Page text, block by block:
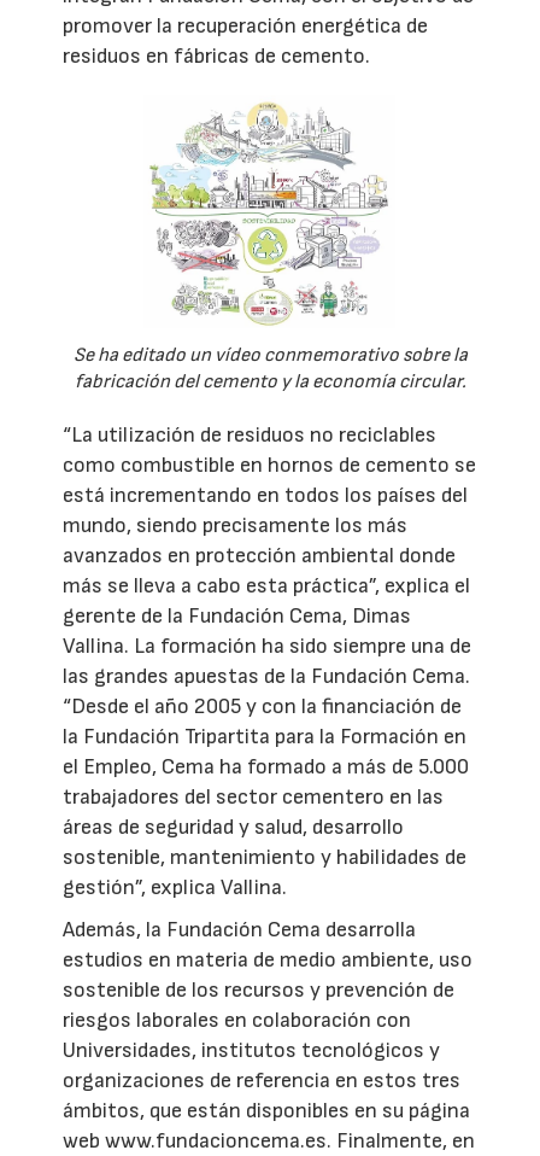
promover la recuperación energética de
residuos en fábricas de cemento.
Se ha editado un vídeo conmemorativo sobre la
fabricación del cemento y la economía circular.
“La utilización de residuos no reciclables
como combustible en hornos de cemento se
está incrementando en todos los países del
mundo, siendo precisamente los más
avanzados en protección ambiental donde
más se lleva a cabo esta práctica”, explica el
gerente de la Fundación Cema, Dimas
Vallina. La formación ha sido siempre una de
las grandes apuestas de la Fundación Cema.
“Desde el año 2005 y con la financiación de
la Fundación Tripartita para la Formación en
el Empleo, Cema ha formado a más de 5.000
trabajadores del sector cementero en las
áreas de seguridad y salud, desarrollo
sostenible, mantenimiento y habilidades de
gestión”, explica Vallina.
Además, la Fundación Cema desarrolla
estudios en materia de medio ambiente, uso
sostenible de los recursos y prevención de
riesgos laborales en colaboración con
Universidades, institutos tecnológicos y
organizaciones de referencia en estos tres
ámbitos, que están disponibles en su página
web www.fundacioncema.es. Finalmente, en